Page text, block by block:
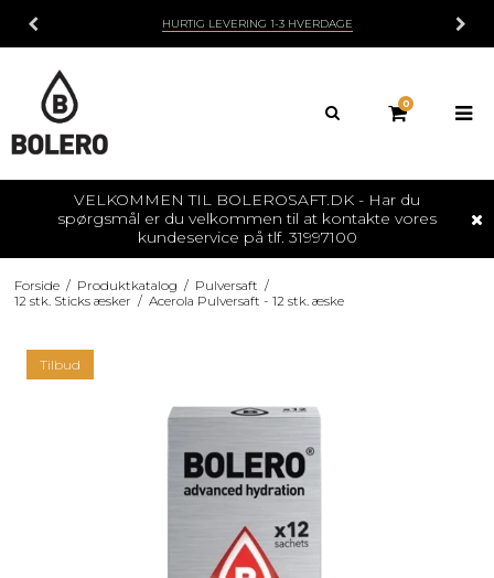
HURTIG LEVERING 1-3 HVERDAGE
0
VELKOMMEN TIL BOLEROSAFT.DK - Har du
spørgsmål er du velkommen til at kontakte vores
kundeservice på tlf. 31997100
Forside / Produktkatalog / Pulversaft /
12 stk. Sticks æsker / Acerola Pulversaft - 12 stk. æske
Tilbud